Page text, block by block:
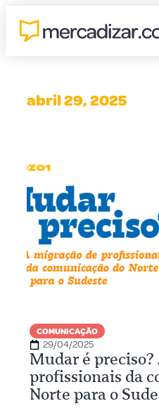
abril 29, 2025
COMUNICAÇÃO
29/04/2025
Mudar é preciso?
profissionais da
Norte para o